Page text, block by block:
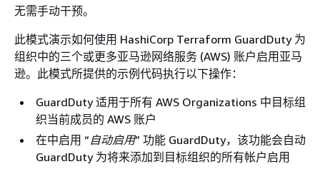
无需手动干预。
此模式演示如何使用 HashiCorp Terraform GuardDuty 为
组织中的三个或更多亚马逊网络服务 (AWS) 账户启用亚马
逊。此模式所提供的示例代码执行以下操作：
GuardDuty 适用于所有 AWS Organizations 中目标组
织当前成员的 AWS 账户
在中启用 “ 自动启用” 功能 GuardDuty，该功能会自动
GuardDuty 为将来添加到目标组织的所有帐户启用